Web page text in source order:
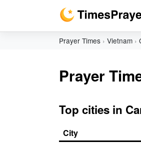
Prayer Times Vietnam
Prayer
Top cities in
City